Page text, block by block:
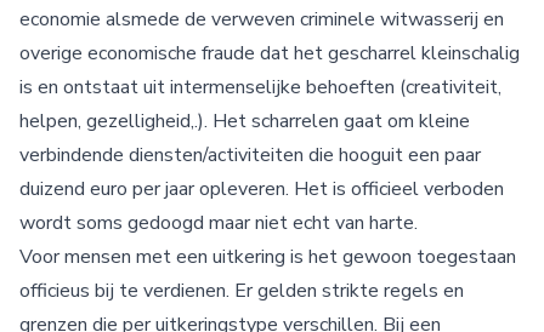
economie alsmede de verweven criminele witwasserij en
overige economische fraude dat het gescharrel kleinschalig
is en ontstaat uit intermenselijke behoeften (creativiteit,
helpen, gezelligheid,.). Het scharrelen gaat om kleine
verbindende diensten/activiteiten die hooguit een paar
duizend euro per jaar opleveren. Het is officieel verboden
wordt soms gedoogd maar niet echt van harte.
Voor mensen met een uitkering is het gewoon toegestaan
officieus bij te verdienen. Er gelden strikte regels en
grenzen die per uitkeringstype verschillen. Bij een